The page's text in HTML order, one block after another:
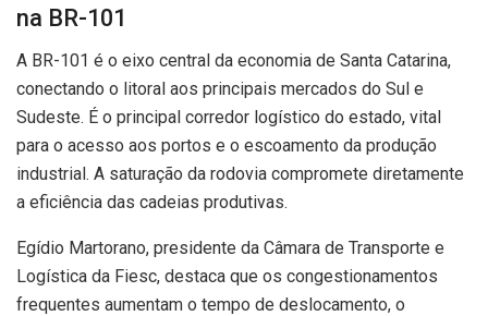
na BR-101
A BR-101 é o eixo central da economia de Santa Catarina,
conectando o litoral aos principais mercados do Sul e
Sudeste. É o principal corredor logístico do estado, vital
para o acesso aos portos e o escoamento da produção
industrial. A saturação da rodovia compromete diretamente
a eficiência das cadeias produtivas.
Egídio Martorano, presidente da Câmara de Transporte e
Logística da Fiesc, destaca que os congestionamentos
frequentes aumentam o tempo de deslocamento, o